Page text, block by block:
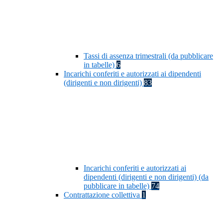
Tassi di assenza trimestrali (da pubblicare
in tabelle) 6
Incarichi conferiti e autorizzati ai dipendenti
(dirigenti e non dirigenti) 83
Incarichi conferiti e autorizzati ai
dipendenti (dirigenti e non dirigenti) (da
pubblicare in tabelle) 74
Contrattazione collettiva 1